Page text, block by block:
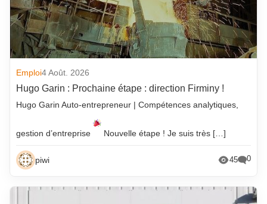
Emploi4 Août. 2026
Hugo Garin : Prochaine étape : direction Firminy !
Hugo Garin Auto-entrepreneur | Compétences analytiques,
gestion d’entreprise Nouvelle étape ! Je suis très […]
piwi 45 0